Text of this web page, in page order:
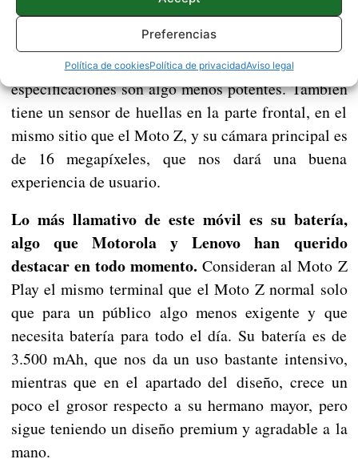
Preferencias
Política de cookiesPolítica de privacidadAviso legal
decir que es la versión menos potente del Moto Z
normal, ya que tiene el mismo diseño renovado por
el que ha apostado Motorola este año, y sus
especificaciones son algo menos potentes. También
tiene un sensor de huellas en la parte frontal, en el
mismo sitio que el Moto Z, y su cámara principal es
de 16 megapíxeles, que nos dará una buena
experiencia de usuario.
Lo más llamativo de este móvil es su batería,
algo que Motorola y Lenovo han querido
destacar en todo momento. Consideran al Moto Z
Play el mismo terminal que el Moto Z normal solo
que para un público algo menos exigente y que
necesita batería para todo el día. Su batería es de
3.500 mAh, que nos da un uso bastante intensivo,
mientras que en el apartado del diseño, crece un
poco el grosor respecto a su hermano mayor, pero
sigue teniendo un diseño premium y agradable a la
mano.